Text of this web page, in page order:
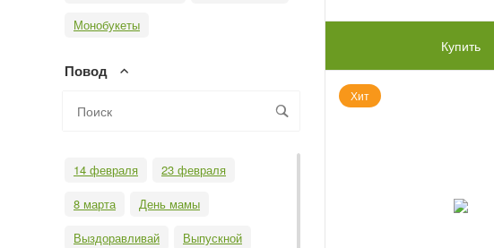
Монобукеты
Повод
14 февраля
23 февраля
8 марта
День мамы
Выздоравливай
Выпускной
Купить
Хит